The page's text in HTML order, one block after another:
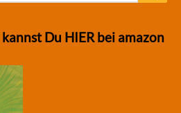
kannst Du HIER bei amazon